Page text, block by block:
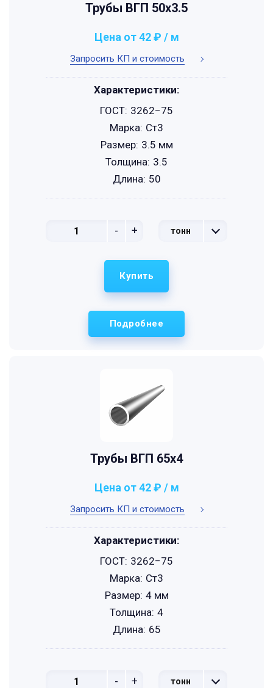
Трубы ВГП 50x3.5
Запросить КП и стоимость
Цена от 42 ₽ / м
- + тонн
Характеристики:
ГОСТ: 3262−75
Марка: Ст3
Размер: 3.5 мм
Толщина: 3.5
Длина: 50
Подробнее
Купить
Трубы ВГП 65x4
Запросить КП и стоимость
Цена от 42 ₽ / м
- + тонн
Характеристики:
ГОСТ: 3262−75
Марка: Ст3
Размер: 4 мм
Толщина: 4
Длина: 65